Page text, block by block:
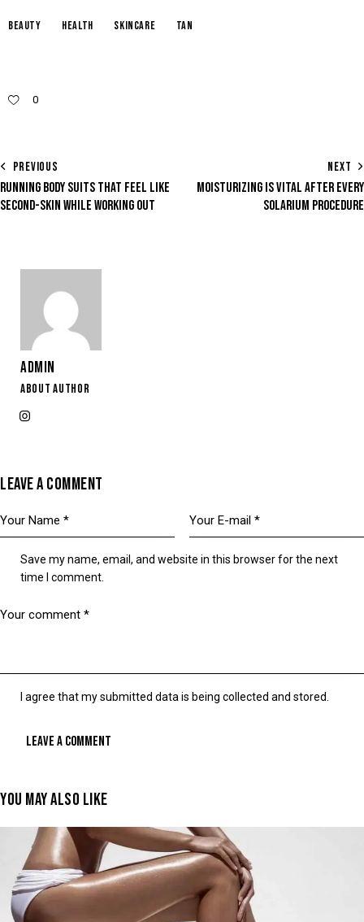
beauty health skincare tan
0
PREVIOUS
RUNNING BODY SUITS THAT FEEL LIKE
SECOND-SKIN WHILE WORKING OUT
NEXT
MOISTURIZING IS VITAL AFTER EVERY
SOLARIUM PROCEDURE
ADMIN
ABOUT AUTHOR
LEAVE A COMMENT
Save my name, email, and website in this browser for the next
time I comment.
I agree that my submitted data is being collected and stored.
YOU MAY ALSO LIKE